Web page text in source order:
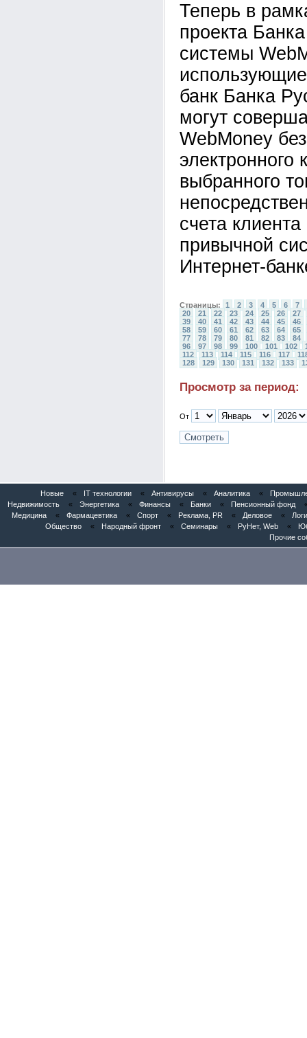
Теперь в
проекта
системы
банк Банка
могут
WebMoney
выбранного
счета
привычной
Интернет-
Страницы: 1 2 3 4 5 6
7
20
21 22 23 24 25 26
27
39
40 41 42 43 44 45
46
58
59 60 61 62 63 64
65
77
78 79 80 81 82 83
84
96
97 98 99 100 101 102
112
113 114 115 116 117
128
129 130 131 132 133
Просмотр за период:
От
Новые « IT технологии « Антивирусы « Аналитика «
Недвижимость
« Энергетика « Финансы « Банки « Пенсионный фонд
Медицина
« Фармацевтика « Спорт « Реклама, PR « Деловое «
Общество
« Народный фронт « Семинары « РуНет, Web «
Прочие